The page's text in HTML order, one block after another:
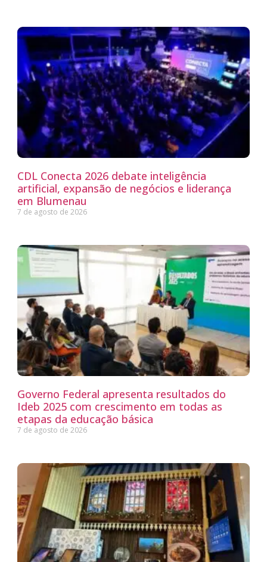
CDL Conecta 2026 debate inteligência
artificial, expansão de negócios e liderança
em Blumenau
7 de agosto de 2026
Governo Federal apresenta resultados do
Ideb 2025 com crescimento em todas as
etapas da educação básica
7 de agosto de 2026